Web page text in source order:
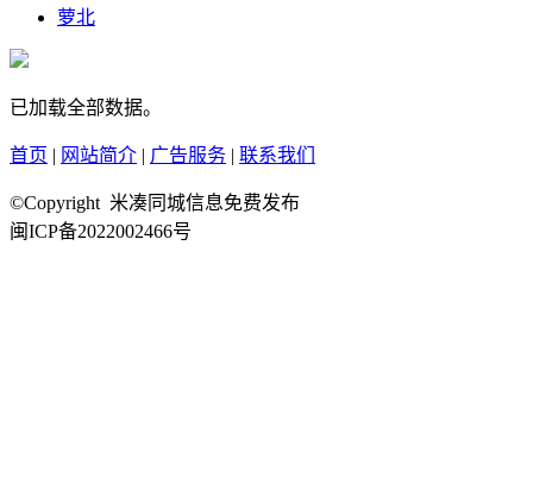
萝北
已加载全部数据。
首页 | 网站简介 | 广告服务 | 联系我们
©Copyright 米凑同城信息免费发布
闽ICP备2022002466号